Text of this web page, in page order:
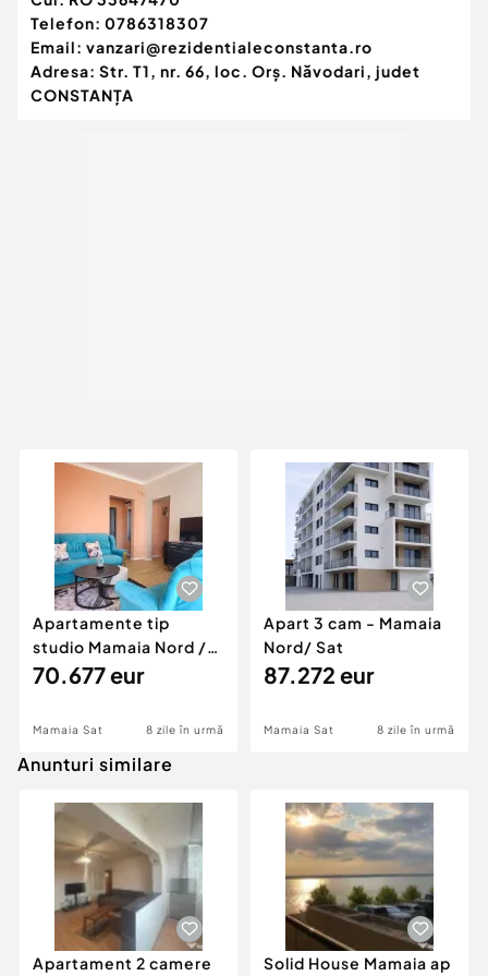
Telefon: 0786318307
Email: vanzari@rezidentialeconstanta.ro
Adresa: Str. T1, nr. 66, loc. Orş. Năvodari, judet
CONSTANŢA
Apartamente tip
studio Mamaia Nord /
Sat
70.677 eur
Mamaia Sat 8 zile în urmă
Apart 3 cam - Mamaia
Nord/ Sat
87.272 eur
Mamaia Sat 8 zile în urmă
Anunturi similare
Apartament 2 camere
Solid House Mamaia ap